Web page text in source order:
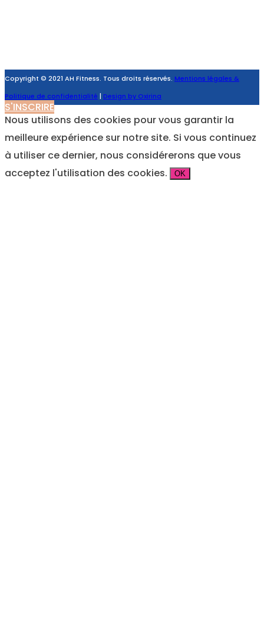
S'INSCRIRE
Copyright © 2021 AH Fitness. Tous droits réservés. Mentions légales &
Politique de confidentialité | Design by Oxirina
Nous utilisons des cookies pour vous garantir la
meilleure expérience sur notre site. Si vous continuez
à utiliser ce dernier, nous considérerons que vous
acceptez l'utilisation des cookies.
OK